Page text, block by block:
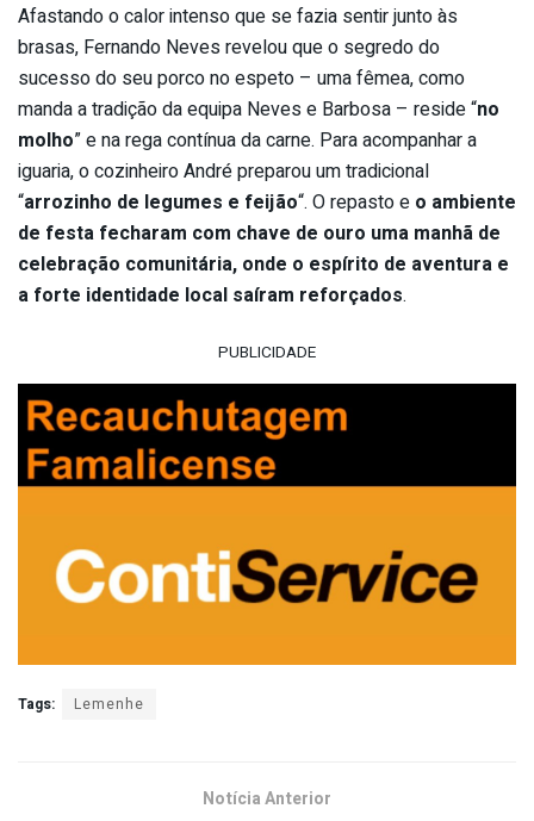
Afastando o calor intenso que se fazia sentir junto às
brasas, Fernando Neves revelou que o segredo do
sucesso do seu porco no espeto – uma fêmea, como
manda a tradição da equipa Neves e Barbosa – reside “no
molho” e na rega contínua da carne. Para acompanhar a
iguaria, o cozinheiro André preparou um tradicional
“arrozinho de legumes e feijão“. O repasto e o ambiente
de festa fecharam com chave de ouro uma manhã de
celebração comunitária, onde o espírito de aventura e
a forte identidade local saíram reforçados.
PUBLICIDADE
Tags: Lemenhe
Notícia Anterior